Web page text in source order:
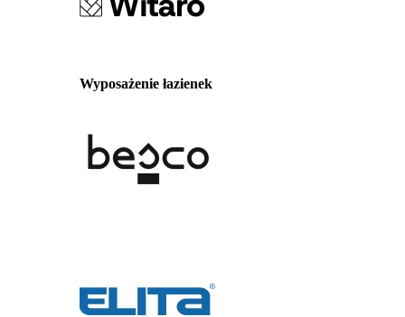
Wyposażenie łazienek